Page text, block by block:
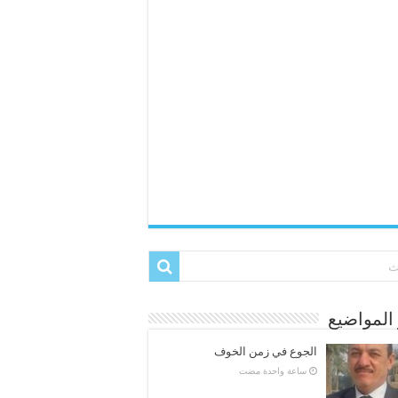
الجوع في زمن الخوف
‏ساعة واحدة مضت